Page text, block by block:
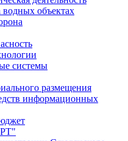
водных объектах
системы
размещения
информационных